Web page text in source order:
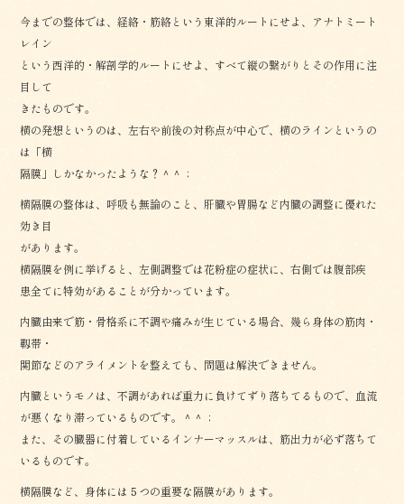
今までの整体では、経絡・筋絡という東洋的ルートにせよ、アナトミート
レイン
という西洋的・解剖学的ルートにせよ、すべて縦の繋がりとその作用に注
目して
きたものです。
横の発想というのは、左右や前後の対称点が中心で、横のラインというの
は「横
隔膜」しかなかったような？＾＾；
横隔膜の整体は、呼吸も無論のこと、肝臓や胃腸など内臓の調整に優れた
効き目
があります。
横隔膜を例に挙げると、左側調整では花粉症の症状に、右側では腹部疾
患全てに特効があることが分かっています。
内臓由来で筋・骨格系に不調や痛みが生じている場合、幾ら身体の筋肉・
靱帯・
関節などのアライメントを整えても、問題は解決できません。
内臓というモノは、不調があれば重力に負けてずり落ちてるもので、血流
が悪くなり滞っているものです。＾＾；
また、その臓器に付着しているインナーマッスルは、筋出力が必ず落ちて
いるものです。
横隔膜など、身体には５つの重要な隔膜があります。